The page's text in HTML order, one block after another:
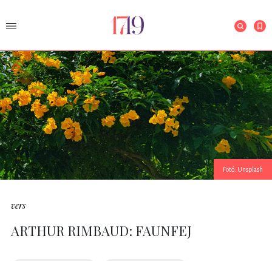
Fotó: Unsplash
vers
ARTHUR RIMBAUD: FAUNFEJ